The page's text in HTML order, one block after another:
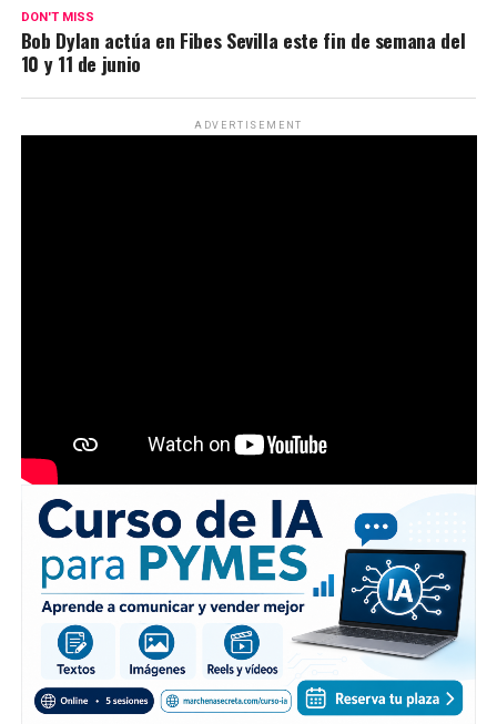
DON'T MISS
Bob Dylan actúa en Fibes Sevilla este fin de semana del
10 y 11 de junio
ADVERTISEMENT